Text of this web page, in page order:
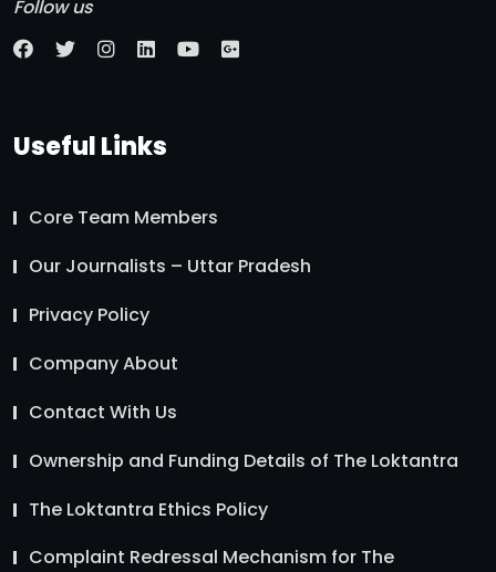
Follow us
Useful Links
Core Team Members
Our Journalists – Uttar Pradesh
Privacy Policy
Company About
Contact With Us
Ownership and Funding Details of The Loktantra
The Loktantra Ethics Policy
Complaint Redressal Mechanism for The